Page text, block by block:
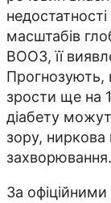
масштабів
ВООЗ, її
Прогнозують,
зрости ще на
діабету
зору, ниркова
захворювання.
За